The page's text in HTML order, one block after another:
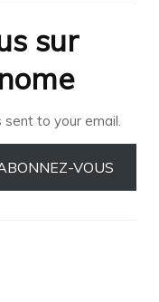
sur
to your email.
VOUS